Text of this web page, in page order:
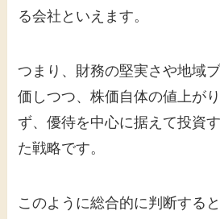
る会社といえます。
つまり、財務の堅実さや地域
価しつつ、株価自体の値上が
ず、優待を中心に据えて投資
た戦略です。
このように総合的に判断する